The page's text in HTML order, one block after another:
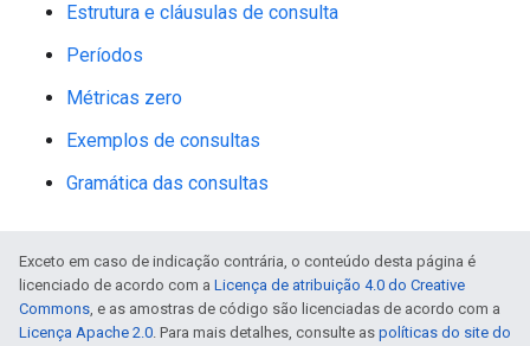
Estrutura e cláusulas de consulta
Períodos
Métricas zero
Exemplos de consultas
Gramática das consultas
Exceto em caso de indicação contrária, o conteúdo desta página é
licenciado de acordo com a Licença de atribuição 4.0 do Creative
Commons, e as amostras de código são licenciadas de acordo com a
Licença Apache 2.0. Para mais detalhes, consulte as políticas do site do